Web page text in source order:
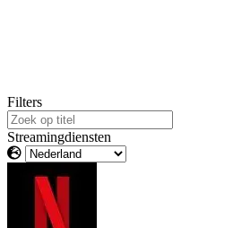
Filters
Streamingdiensten